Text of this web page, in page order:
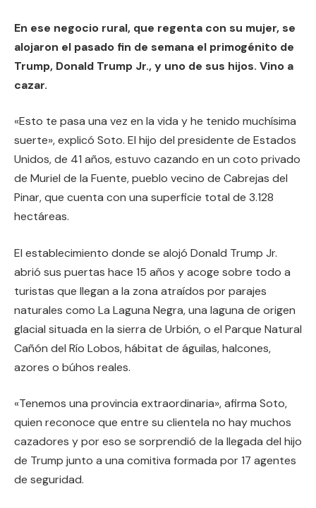
En ese negocio rural, que regenta con su mujer, se
alojaron el pasado fin de semana el primogénito de
Trump, Donald Trump Jr., y uno de sus hijos. Vino a
cazar.
«Esto te pasa una vez en la vida y he tenido muchísima
suerte», explicó Soto. El hijo del presidente de Estados
Unidos, de 41 años, estuvo cazando en un coto privado
de Muriel de la Fuente, pueblo vecino de Cabrejas del
Pinar, que cuenta con una superficie total de 3.128
hectáreas.
El establecimiento donde se alojó Donald Trump Jr.
abrió sus puertas hace 15 años y acoge sobre todo a
turistas que llegan a la zona atraídos por parajes
naturales como La Laguna Negra, una laguna de origen
glacial situada en la sierra de Urbión, o el Parque Natural
Cañón del Río Lobos, hábitat de águilas, halcones,
azores o búhos reales.
«Tenemos una provincia extraordinaria», afirma Soto,
quien reconoce que entre su clientela no hay muchos
cazadores y por eso se sorprendió de la llegada del hijo
de Trump junto a una comitiva formada por 17 agentes
de seguridad.